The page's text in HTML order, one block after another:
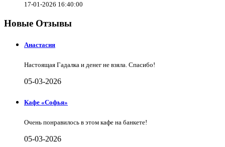
17-01-2026 16:40:00
Новые Отзывы
Анастасия
Настоящая Гадалка и денег не взяла. Спасибо!
05-03-2026
Кафе «Софья»
Очень понравилось в этом кафе на банкете!
05-03-2026